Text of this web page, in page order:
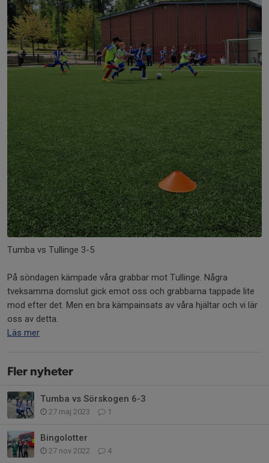
Tumba vs Tullinge 3-5
På söndagen kämpade våra grabbar mot Tullinge. Några
tveksamma domslut gick emot oss och grabbarna tappade lite
mod efter det. Men en bra kämpainsats av våra hjältar och vi lär
oss av detta.
Läs mer
Fler nyheter
Tumba vs Sörskogen 6-3
27 maj 2023 1
Bingolotter
27 nov 2022 4